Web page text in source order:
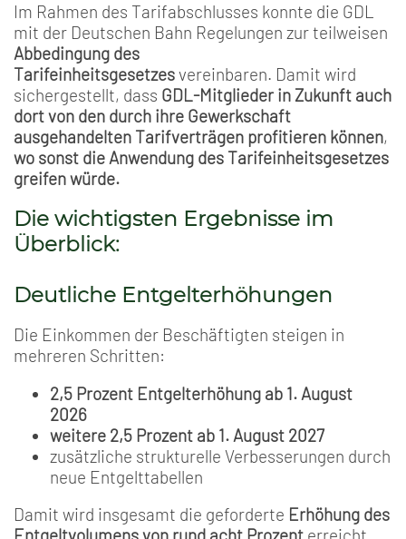
Im Rahmen des Tarifabschlusses konnte die GDL
mit der Deutschen Bahn Regelungen zur teilweisen
Abbedingung des
Tarifeinheitsgesetzesvereinbaren. Damit wird
sichergestellt, dass GDL-Mitglieder in Zukunft auch
dort von den durch ihre Gewerkschaft
ausgehandelten Tarifverträgen profitieren können,
wo sonst die Anwendung des Tarifeinheitsgesetzes
greifen würde.
Die wichtigsten Ergebnisse im
Überblick:
Deutliche Entgelterhöhungen
Die Einkommen der Beschäftigten steigen in
mehreren Schritten:
2,5 Prozent Entgelterhöhung ab 1. August
2026
weitere 2,5 Prozent ab 1. August 2027
zusätzliche strukturelle Verbesserungen durch
neue Entgelttabellen
Damit wird insgesamt die geforderte Erhöhung des